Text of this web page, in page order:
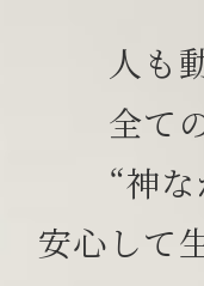
人も
全て
“神
安心して